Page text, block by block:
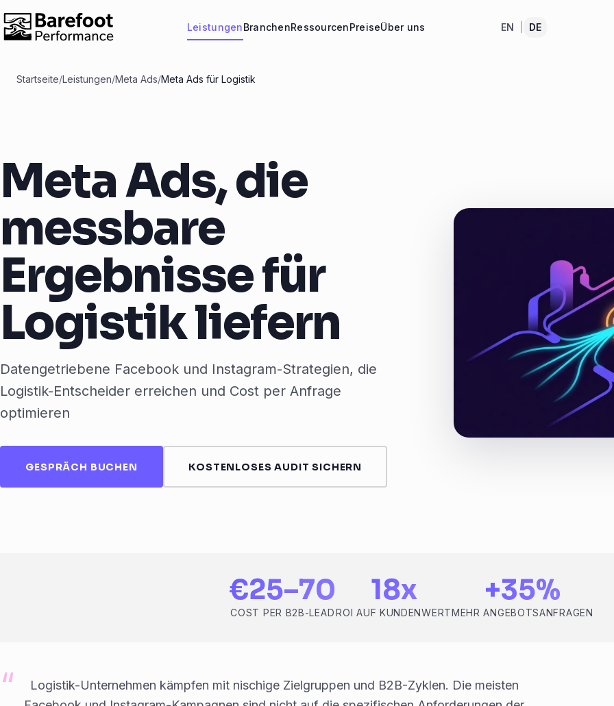
LeistungenBranchenRessourcenPreiseÜber uns EN DE
Startseite/Leistungen/Meta Ads/Meta Ads für Logistik
Meta Ads, die
messbare
Ergebnisse für
Logistik liefern
Datengetriebene Facebook und Instagram-Strategien, die
Logistik-Entscheider erreichen und Cost per Anfrage
optimieren
GESPRÄCH BUCHEN KOSTENLOSES AUDIT SICHERN
€25–70
COST PER B2B-LEAD
18x
ROI AUF KUNDENWERT
+35%
MEHR ANGEBOTSANFRAGEN
Logistik-Unternehmen kämpfen mit nischige Zielgruppen und B2B-Zyklen. Die meisten